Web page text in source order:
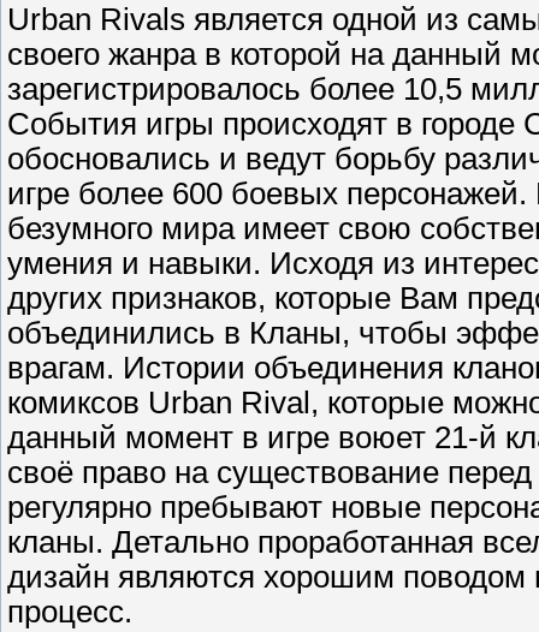
Urban Rivals является одной из
своего жанра в которой на данный
зарегистрировалось более 10,5
События игры происходят в городе
обоcновались и ведут борьбу
игре более 600 боевых
безумного мира имеет свою
умения и навыки. Исходя из
других признаков, которые Вам
объединились в Кланы, чтобы
врагам. Истории объединения
комиксов Urban Rival, которые
данный момент в игре воюет 21-й
своё право на существование
регулярно пребывают новые
кланы. Детально проработанная
дизайн являются хорошим поводом
процесс.